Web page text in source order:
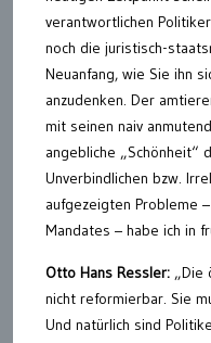
verantwortlichen
noch die juristisch-
Neuanfang, wie Sie ihn
anzudenken. Der
mit seinen naiv
angebliche „Schönheit“
Unverbindlichen bzw.
aufgezeigten Probleme
Mandates – habe ich in
Otto Hans Ressler: „Die
nicht reformierbar. Sie
Und natürlich sind